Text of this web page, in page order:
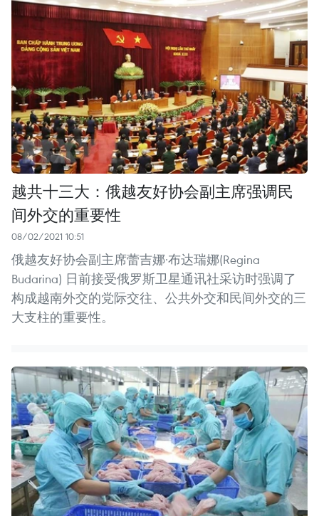
越共十三大：俄越友好协会副主席强调民
间外交的重要性
08/02/2021 10:51
俄越友好协会副主席蕾吉娜·布达瑞娜(Regina
Budarina) 日前接受俄罗斯卫星通讯社采访时强调了
构成越南外交的党际交往、公共外交和民间外交的三
大支柱的重要性。